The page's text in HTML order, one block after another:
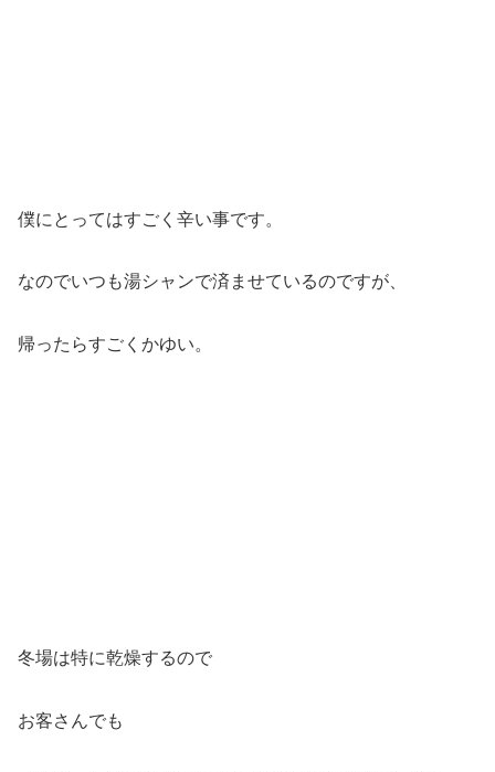
僕にとってはすごく辛い事です。
なのでいつも湯シャンで済ませているのですが、
帰ったらすごくかゆい。
冬場は特に乾燥するので
お客さんでも